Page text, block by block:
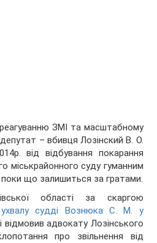
ЗМІ та масштабному
депутат – вбивця Лозінский В. О.
від відбування покарання
міськрайонного суду гуманним
поки що залишиться за гратами.
області за скаргою
ухвалу судді Вознюка С. М. у
і відмовив адвокату Лозінського
про звільнення від